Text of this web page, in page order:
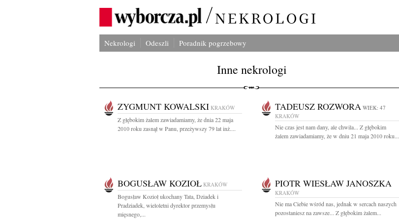
Nekrologi Odeszli Poradnik pogrzebowy
Inne nekrologi
ZYGMUNT KOWALSKI KRAKÓW
Z głębokim żalem zawiadamiamy, że dnia 22 maja
2010 roku zasnął w Panu, przeżywszy 79 lat inż....
TADEUSZ ROZWORA WIEK: 47
KRAKÓW
Nie czas jest nam dany, ale chwila... Z głębokim
żalem zawiadamiamy, że w dniu 21 maja 2010 roku...
BOGUSŁAW KOZIOŁ KRAKÓW
Bogusław Kozioł ukochany Tata, Dziadek i
Pradziadek, wieloletni dyrektor przemysłu
mięsnego,...
PIOTR WIESŁAW JANOSZKA
KRAKÓW
Nie ma Ciebie wśród nas, jednak w sercach naszych
pozostaniesz na zawsze... Z głębokim żalem...